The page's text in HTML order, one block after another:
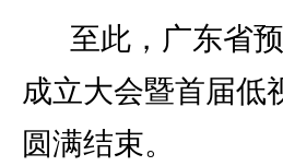
至此，广东省
成立大会暨首届低
圆满结束。